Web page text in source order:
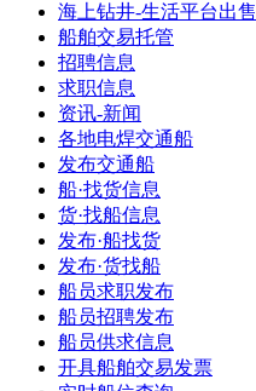
海上钻井-生活平台出售
船舶交易托管
招聘信息
求职信息
资讯-新闻
各地电焊交通船
发布交通船
船·找货信息
货·找船信息
发布·船找货
发布·货找船
船员求职发布
船员招聘发布
船员供求信息
开具船舶交易发票